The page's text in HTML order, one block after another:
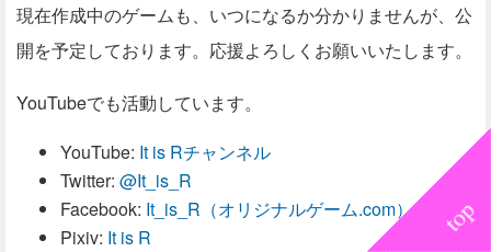
現在作成中のゲームも、いつになるか分かりませんが、公
開を予定しております。応援よろしくお願いいたします。
YouTubeでも活動しています。
YouTube: It is Rチャンネル
Twitter: @It_is_R
Facebook: It_is_R（オリジナルゲーム.com）
Pixiv: It is R